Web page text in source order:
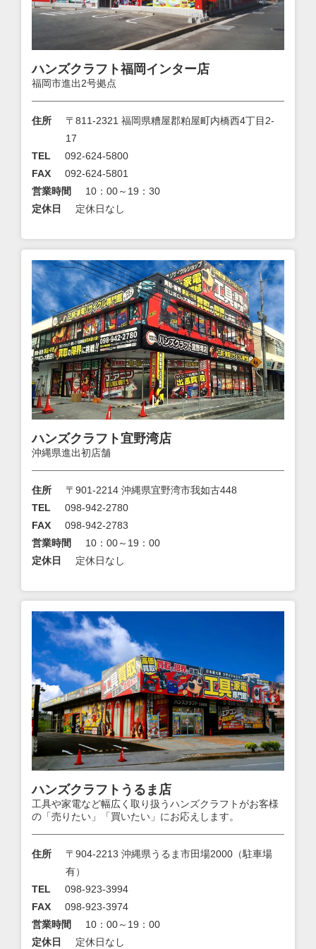
ハンズクラフト福岡インター店
福岡市進出2号拠点
住所
〒811-2321 福岡県糟屋郡粕屋町内橋西4丁目2-
17
TEL
092-624-5800
FAX
092-624-5801
営業時間
10：00～19：30
定休日
定休日なし
ハンズクラフト宜野湾店
沖縄県進出初店舗
住所
〒901-2214 沖縄県宜野湾市我如古448
TEL
098-942-2780
FAX
098-942-2783
営業時間
10：00～19：00
定休日
定休日なし
ハンズクラフトうるま店
工具や家電など幅広く取り扱うハンズクラフトがお客様
の「売りたい」「買いたい」にお応えします。
住所
〒904-2213 沖縄県うるま市田場2000（駐車場
有）
TEL
098-923-3994
FAX
098-923-3974
営業時間
10：00～19：00
定休日
定休日なし